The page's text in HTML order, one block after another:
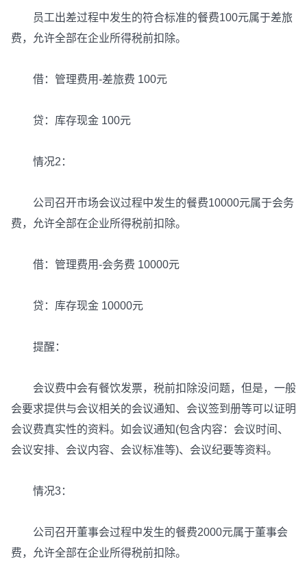
员工出差过程中发生的符合标准的餐费100元属于差旅
费，允许全部在企业所得税前扣除。
借：管理费用-差旅费 100元
贷：库存现金 100元
情况2：
公司召开市场会议过程中发生的餐费10000元属于会务
费，允许全部在企业所得税前扣除。
借：管理费用-会务费 10000元
贷：库存现金 10000元
提醒：
会议费中会有餐饮发票，税前扣除没问题，但是，一般
会要求提供与会议相关的会议通知、会议签到册等可以证明
会议费真实性的资料。如会议通知(包含内容：会议时间、
会议安排、会议内容、会议标准等)、会议纪要等资料。
情况3：
公司召开董事会过程中发生的餐费2000元属于董事会
费，允许全部在企业所得税前扣除。